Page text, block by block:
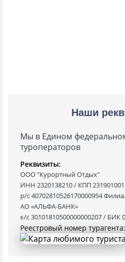
Наши
Мы в Едином
туроператоров
Реквизиты:
ООО "Курортный Отдых"
ИНН 2320138210 / КПП
р/с 40702810526170000954
АО «АЛЬФА-БАНК»
к/с 30101810500000000207 / БИК
Реестровый номер турагента: